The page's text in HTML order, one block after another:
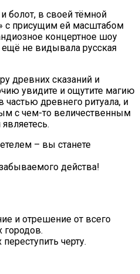
болот, в своей тёмной
с присущим ей масштабом
концертное шоу
не видывала русская
древних сказаний и
увидите и ощутите магию
частью древнего ритуала, и
с чем-то величественным
– вы станете
действа!
и отрешение от всего
городов.
черту.